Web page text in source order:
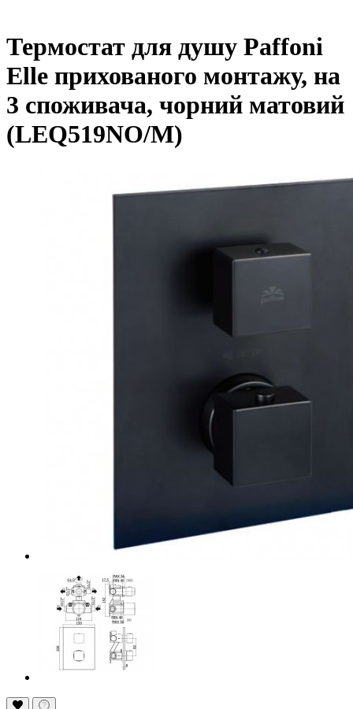
Термостат для душу Paffoni
Elle прихованого монтажу, на
3 споживача, чорний матовий
(LEQ519NO/M)